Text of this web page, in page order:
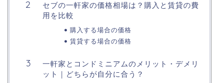
セブの一軒家の価格相場は？購入と賃貸の費
用を比較
購入する場合の価格
賃貸する場合の価格
一軒家とコンドミニアムのメリット・デメリ
ット｜どちらが自分に合う？